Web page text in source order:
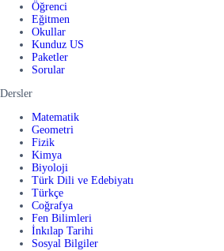
Öğrenci
Eğitmen
Okullar
Kunduz US
Paketler
Sorular
Dersler
Matematik
Geometri
Fizik
Kimya
Biyoloji
Türk Dili ve Edebiyatı
Türkçe
Coğrafya
Fen Bilimleri
İnkılap Tarihi
Sosyal Bilgiler